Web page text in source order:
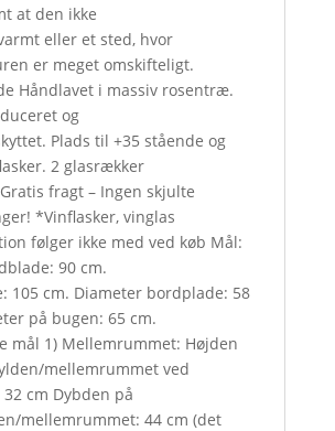
at den ikke
eller et sted, hvor
er meget omskifteligt.
Håndlavet i massiv rosentræ.
og
Plads til +35 stående og
2 glasrækker
fragt – Ingen skjulte
*Vinflasker, vinglas
følger ikke med ved køb Mål:
90 cm.
105 cm. Diameter bordplade: 58
på bugen: 65 cm.
mål 1) Mellemrummet: Højden
mellemrummet ved
cm Dybden på
mellemrummet: 44 cm (det